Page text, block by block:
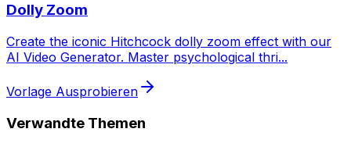
Dolly Zoom
Create the iconic Hitchcock dolly zoom effect with our
AI Video Generator. Master psychological thri...
Vorlage Ausprobieren
Verwandte Themen